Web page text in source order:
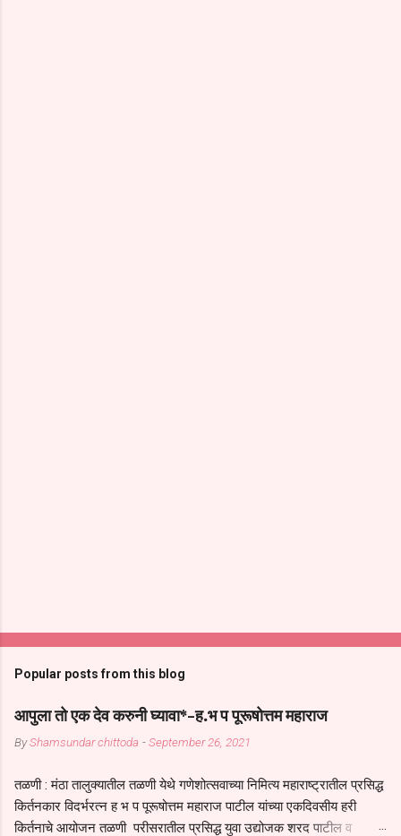
Popular posts from this blog
आपुला तो एक देव करुनी घ्यावा*-ह.भ प पूरूषोत्तम महाराज
ByShamsundar chittoda -September 26, 2021
तळणी : मंठा तालुक्यातील तळणी येथे गणेशोत्सवाच्या निमित्य महाराष्ट्रातील प्रसिद्ध
किर्तनकार विदर्भरत्न ह भ प पूरूषोत्तम महाराज पाटील यांच्या एकदिवसीय हरी
किर्तनाचे आयोजन तळणी परीसरातील प्रसिद्ध युवा उद्योजक शरद पाटील व